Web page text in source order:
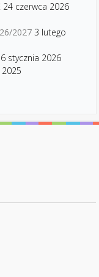
24 czerwca 2026
2027 3 lutego
stycznia 2026